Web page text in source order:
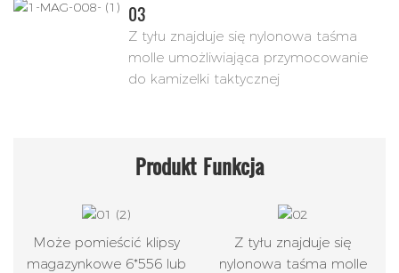
03
Z tyłu znajduje się nylonowa taśma
molle umożliwiająca przymocowanie
do kamizelki taktycznej
Produkt Funkcja
Może pomieścić klipsy
magazynkowe 6*556 lub
Z tyłu znajduje się
nylonowa taśma molle